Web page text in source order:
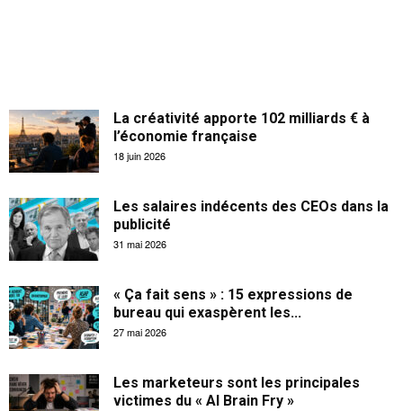
La créativité apporte 102 milliards € à
l’économie française
18 juin 2026
Les salaires indécents des CEOs dans la
publicité
31 mai 2026
« Ça fait sens » : 15 expressions de
bureau qui exaspèrent les...
27 mai 2026
Les marketeurs sont les principales
victimes du « AI Brain Fry »